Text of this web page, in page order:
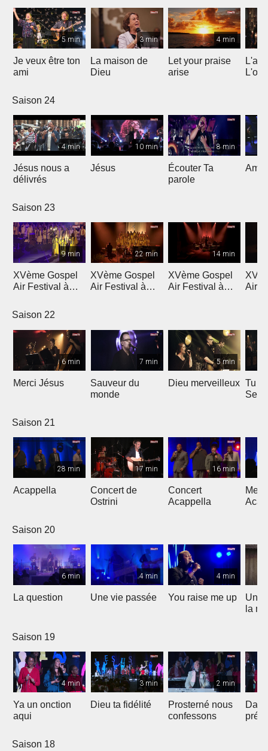
5 min
Je veux être ton
ami
3 min
La maison de
Dieu
4 min
Let your praise
arise
Saison 24
4 min
Jésus nous a
délivrés
10 min
Jésus
8 min
Écouter Ta
parole
Ami
Saison 23
9 min
XVème Gospel
Air Festival à
22 min
XVème Gospel
Air Festival à
14 min
XVème Gospel
Air Festival à
Air
Saison 22
6 min
Merci Jésus
7 min
Sauveur du
monde
5 min
Dieu merveilleux Tu
Saison 21
28 min
Acappella
17 min
Concert de
Ostrini
16 min
Concert
Acappella
Saison 20
6 min
La question
4 min
Une vie passée
4 min
You raise me up
Une
la
Saison 19
4 min
Ya un onction
aqui
3 min
Dieu ta fidélité
2 min
Prosterné nous
confessons
Saison 18